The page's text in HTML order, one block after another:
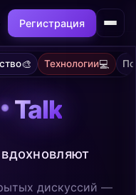
Регистрация
Нейронаука и
реальность
🎨 Технологии💻
Talk
дискуссий —